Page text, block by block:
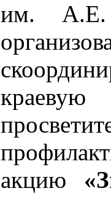
им. А.Е.
краевую
акцию